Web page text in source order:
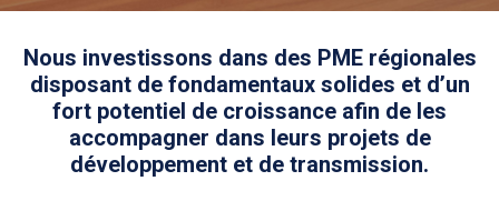
Nous investissons dans des PME régionales
disposant de fondamentaux solides et d’un
fort potentiel de croissance afin de les
accompagner dans leurs projets de
développement et de transmission.